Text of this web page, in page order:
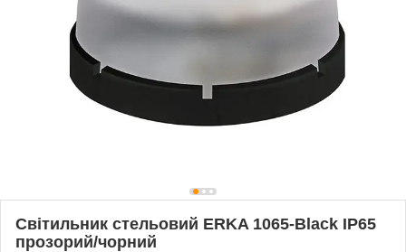
Світильник стельовий ERKA 1065-Black IP65
прозорий/чорний